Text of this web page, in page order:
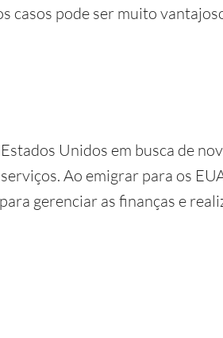
casos pode ser muito
Unidos em busca de
Ao emigrar para os
gerenciar as finanças e